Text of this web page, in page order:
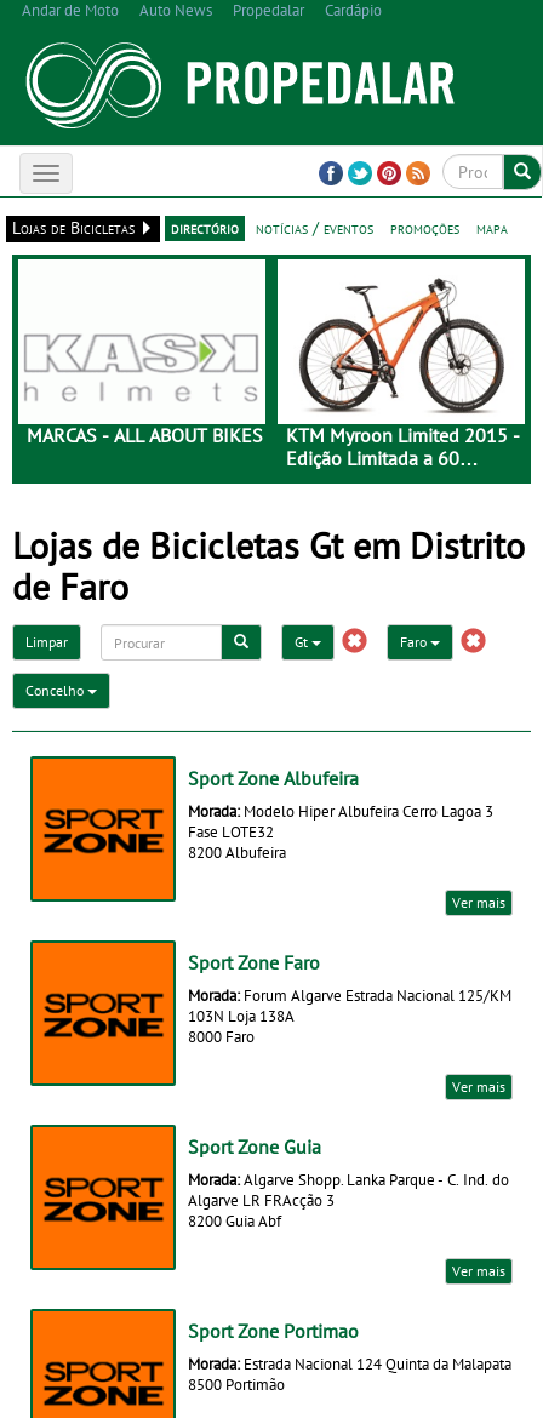
Andar de Moto Auto News Propedalar Cardápio
Toggle
navigation
Lojas de Bicicletas
directório notícias / eventos promoções mapa
MARCAS - ALL ABOUT BIKES
KTM Myroon Limited 2015 -
Edição Limitada a 60
Unidades
Lojas de Bicicletas Gt em Distrito
de Faro
Limpar Gt Faro
Concelho
Sport Zone Albufeira
Morada: Modelo Hiper Albufeira Cerro Lagoa 3
Fase LOTE32
8200 Albufeira
Ver mais
Sport Zone Faro
Morada: Forum Algarve Estrada Nacional 125/KM
103N Loja 138A
8000 Faro
Ver mais
Sport Zone Guia
Morada:Algarve Shopp. Lanka Parque - C. Ind. do
Algarve LR FRAcção 3
8200 Guia Abf
Ver mais
Sport Zone Portimao
Morada: Estrada Nacional 124 Quinta da Malapata
8500 Portimão